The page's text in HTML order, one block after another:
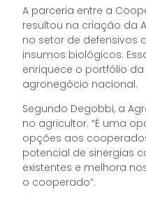
A parceria entre a
resultou na criação da
no setor de defensivos
insumos biológicos.
enriquece o portfólio
agronegócio nacional.
Segundo Degobbi, a
no agricultor. “É uma
opções aos
potencial de sinergias
existentes e melhora
o cooperado”.